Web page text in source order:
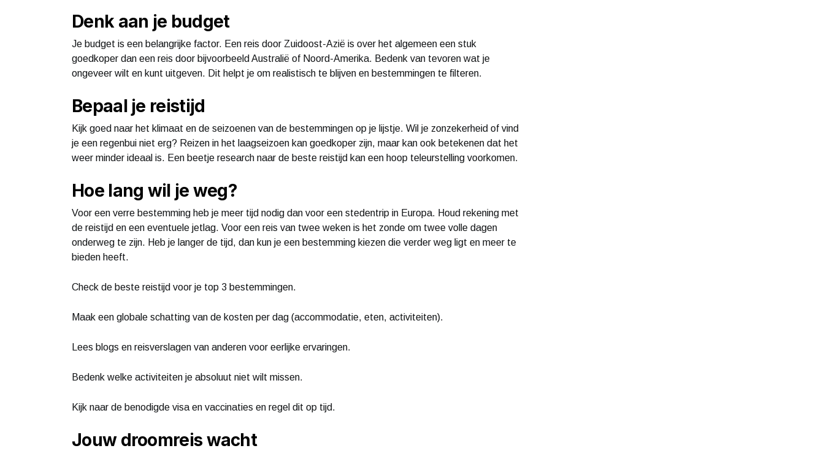
Denk aan je budget
Je budget is een belangrijke factor. Een reis door Zuidoost-Azië is over het algemeen een stuk
goedkoper dan een reis door bijvoorbeeld Australië of Noord-Amerika. Bedenk van tevoren wat je
ongeveer wilt en kunt uitgeven. Dit helpt je om realistisch te blijven en bestemmingen te filteren.
Bepaal je reistijd
Kijk goed naar het klimaat en de seizoenen van de bestemmingen op je lijstje. Wil je zonzekerheid of vind
je een regenbui niet erg? Reizen in het laagseizoen kan goedkoper zijn, maar kan ook betekenen dat het
weer minder ideaal is. Een beetje research naar de beste reistijd kan een hoop teleurstelling voorkomen.
Hoe lang wil je weg?
Voor een verre bestemming heb je meer tijd nodig dan voor een stedentrip in Europa. Houd rekening met
de reistijd en een eventuele jetlag. Voor een reis van twee weken is het zonde om twee volle dagen
onderweg te zijn. Heb je langer de tijd, dan kun je een bestemming kiezen die verder weg ligt en meer te
bieden heeft.
Check de beste reistijd voor je top 3 bestemmingen.
Maak een globale schatting van de kosten per dag (accommodatie, eten, activiteiten).
Lees blogs en reisverslagen van anderen voor eerlijke ervaringen.
Bedenk welke activiteiten je absoluut niet wilt missen.
Kijk naar de benodigde visa en vaccinaties en regel dit op tijd.
Jouw droomreis wacht